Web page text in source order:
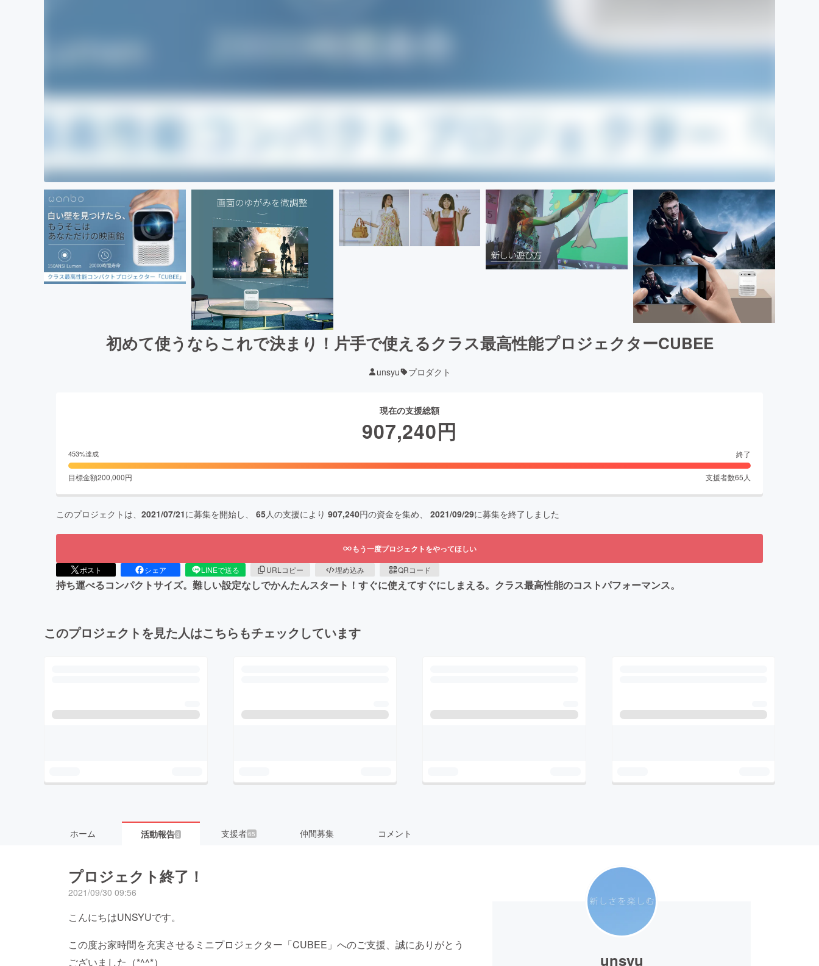
初めて使うならこれで決まり！片手で使えるクラス最高性能プロジェクターCUBEE
unsyu プロダクト
現在の支援総額
907,240円
453%達成 終了
目標金額200,000円 支援者数65 人
このプロジェクトは、 2021/07/21に募集を開始し、 65人の支援により 907,240円の資金を集め、 2021/09/29に募集を終了しました
もう一度プロジェクトをやってほしい
ポスト シェア LINEで送る URLコピー 埋め込み QRコード
持ち運べるコンパクトサイズ。難しい設定なしでかんたんスタート！すぐに使えてすぐにしまえる。クラス最高性能のコストパフォーマンス。
このプロジェクトを見た人はこちらもチェックしています
ホーム 活動報告3 支援者65 仲間募集 コメント
プロジェクト終了！
2021/09/30 09:56
こんにちはUNSYUです。
この度お家時間を充実させるミニプロジェクター「CUBEE」へのご支援、誠にありがとう
ございました（*^^*）
unsyu